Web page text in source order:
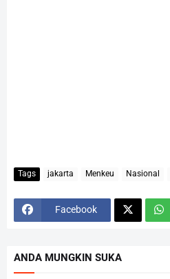
Tags jakarta Menkeu Nasional
Facebook
ANDA MUNGKIN SUKA